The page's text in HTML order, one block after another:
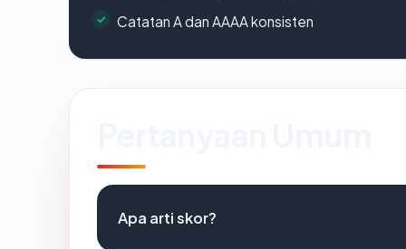
Catatan A dan AAAA konsisten
Apa arti skor?